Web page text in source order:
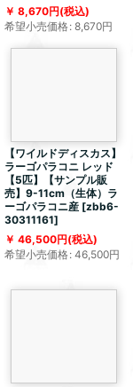
8,670円(税込)
希望小売価格: 8,670円
【ワイルドディスカス】
ラーゴパラコニ レッド
【5匹】【サンプル販
売】9-11cm（生体）ラ
ーゴパラコニ産 [zbb6-
30311161]
46,500円(税込)
希望小売価格: 46,500円